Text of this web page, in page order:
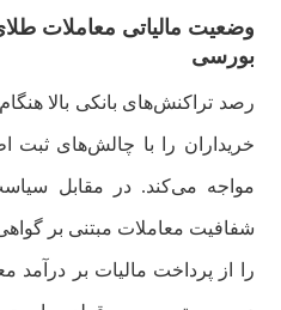
وضعیت مالیاتی معاملات
بورسی
رصد تراکنش‌های بانکی بالا
خریداران را با چالش‌های ثبت
مواجه می‌کند. در مقابل
شفافیت معاملات مبتنی بر
را از پرداخت مالیات بر درآمد